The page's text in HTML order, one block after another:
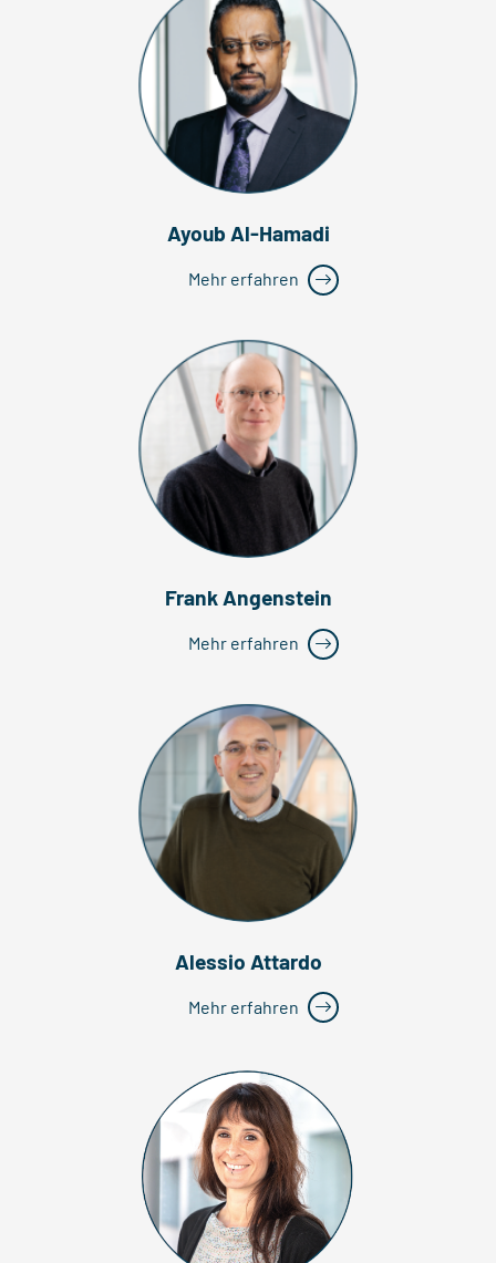
Ayoub Al-Hamadi
Mehr erfahren
Frank Angenstein
Mehr erfahren
Alessio Attardo
Mehr erfahren